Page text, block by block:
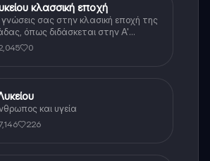
κλασσική εποχή
σας στην κλασική εποχή της
όπως διδάσκεται στην Α'
0
και υγεία
226